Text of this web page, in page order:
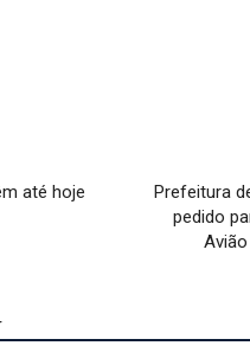
até hoje
Prefeitura
pedido